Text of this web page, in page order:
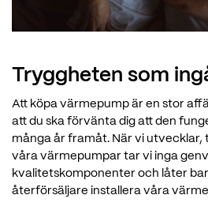
Tryggheten som
Att köpa värmepump är en stor
att du ska förvänta dig att den
många år framåt. När vi utvecklar,
våra värmepumpar tar vi inga
kvalitetskomponenter och låter
återförsäljare installera våra